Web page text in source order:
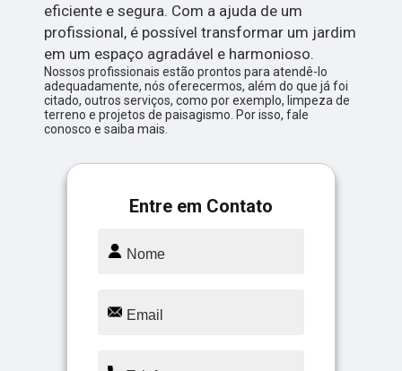
eficiente e segura. Com a ajuda de um
profissional, é possível transformar um jardim
em um espaço agradável e harmonioso.
Nossos profissionais estão prontos para atendê-lo
adequadamente, nós oferecermos, além do que já foi
citado, outros serviços, como por exemplo, limpeza de
terreno e projetos de paisagismo. Por isso, fale
conosco e saiba mais.
Entre em Contato